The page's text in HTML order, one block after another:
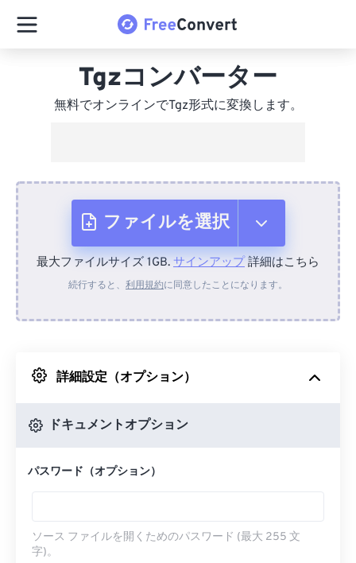
Tgzコンバーター
無料でオンラインでTgz形式に変換します。
ファイルを選択
デバイスから
Googleドライブから
最大ファイルサイズ 1GB. サインアップ詳細はこちら
続行すると、 利用規約に同意したことになります。
詳細設定（オプション）
ドキュメントオプション
パスワード（オプション）
ソース ファイルを開くためのパスワード (最大 255 文
字)。